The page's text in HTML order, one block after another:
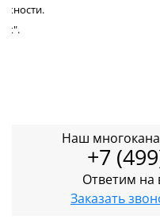
Наш
+7
Ответим на
Заказать